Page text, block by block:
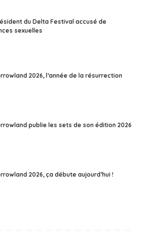
du Delta Festival accusé de
sexuelles
2026, l’année de la résurrection
publie les sets de son édition 2026
2026, ça débute aujourd’hui !